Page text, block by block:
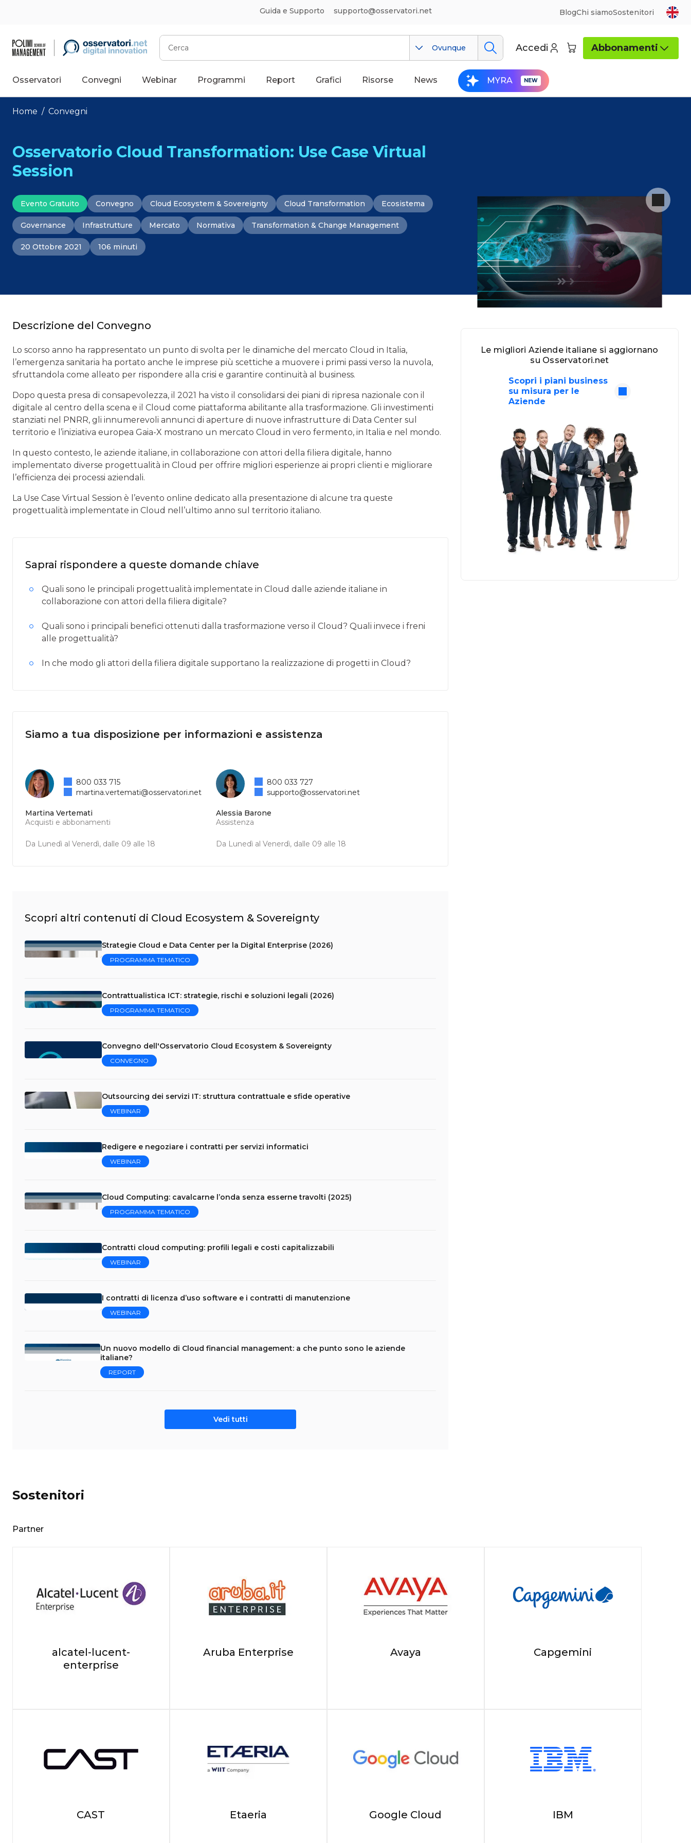
Guida e Supporto supporto@osservatori.net BlogChi siamoSostenitori
Cerca
Ovunque Accedi Abbonamenti
Osservatori Convegni Webinar Programmi Report Grafici Risorse News MYRA
Home / Convegni
Osservatorio Cloud Transformation: Use Case Virtual
Session
Evento Gratuito Convegno Cloud Ecosystem & Sovereignty Cloud Transformation Ecosistema
Governance Infrastrutture Mercato Normativa Transformation & Change Management
20 Ottobre 2021 106 minuti
Descrizione del Convegno
Lo scorso anno ha rappresentato un punto di svolta per le dinamiche del mercato Cloud in Italia,
l’emergenza sanitaria ha portato anche le imprese più scettiche a muovere i primi passi verso la nuvola,
sfruttandola come alleato per rispondere alla crisi e garantire continuità al business.
Dopo questa presa di consapevolezza, il 2021 ha visto il consolidarsi dei piani di ripresa nazionale con il
digitale al centro della scena e il Cloud come piattaforma abilitante alla trasformazione. Gli investimenti
stanziati nel PNRR, gli innumerevoli annunci di aperture di nuove infrastrutture di Data Center sul
territorio e l’iniziativa europea Gaia-X mostrano un mercato Cloud in vero fermento, in Italia e nel mondo.
In questo contesto, le aziende italiane, in collaborazione con attori della filiera digitale, hanno
implementato diverse progettualità in Cloud per offrire migliori esperienze ai propri clienti e migliorare
l’efficienza dei processi aziendali.
La Use Case Virtual Session è l’evento online dedicato alla presentazione di alcune tra queste
progettualità implementate in Cloud nell’ultimo anno sul territorio italiano.
Saprai rispondere a queste domande chiave
Quali sono le principali progettualità implementate in Cloud dalle aziende italiane in
collaborazione con attori della filiera digitale?
Quali sono i principali benefici ottenuti dalla trasformazione verso il Cloud? Quali invece i freni
alle progettualità?
In che modo gli attori della filiera digitale supportano la realizzazione di progetti in Cloud?
Siamo a tua disposizione per informazioni e assistenza
Martina Vertemati
Acquisti e abbonamenti
Da Lunedì al Venerdì, dalle 09 alle 18
800 033 715
martina.vertemati@osservatori.net
Alessia Barone
Assistenza
Da Lunedì al Venerdì, dalle 09 alle 18
800 033 727
supporto@osservatori.net
Scopri altri contenuti di Cloud Ecosystem & Sovereignty
Strategie Cloud e Data Center per la Digital Enterprise (2026)
PROGRAMMA TEMATICO
Contrattualistica ICT: strategie, rischi e soluzioni legali (2026)
PROGRAMMA TEMATICO
Convegno dell'Osservatorio Cloud Ecosystem & Sovereignty
CONVEGNO
Outsourcing dei servizi IT: struttura contrattuale e sfide operative
WEBINAR
Redigere e negoziare i contratti per servizi informatici
WEBINAR
Cloud Computing: cavalcarne l’onda senza esserne travolti (2025)
PROGRAMMA TEMATICO
Contratti cloud computing: profili legali e costi capitalizzabili
WEBINAR
I contratti di licenza d’uso software e i contratti di manutenzione
WEBINAR
Un nuovo modello di Cloud financial management: a che punto sono le aziende
italiane?
REPORT
Vedi tutti
Le migliori Aziende italiane si aggiornano
su Osservatori.net
Scopri i piani business
su misura per le
Aziende
Sostenitori
Partner
alcatel-lucent-
enterprise
Aruba Enterprise Avaya Capgemini
CAST Etaeria Google Cloud IBM